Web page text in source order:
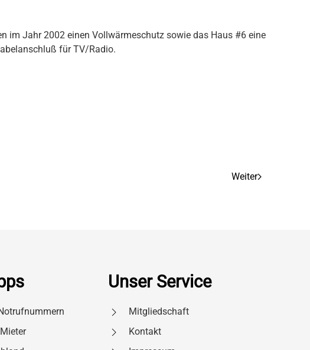
im Jahr 2002 einen Vollwärmeschutz sowie das Haus #6 eine
für TV/Radio.
Weiter
Unser Service
Mitgliedschaft
Kontakt